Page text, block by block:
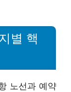
별 핵
노선과 예약